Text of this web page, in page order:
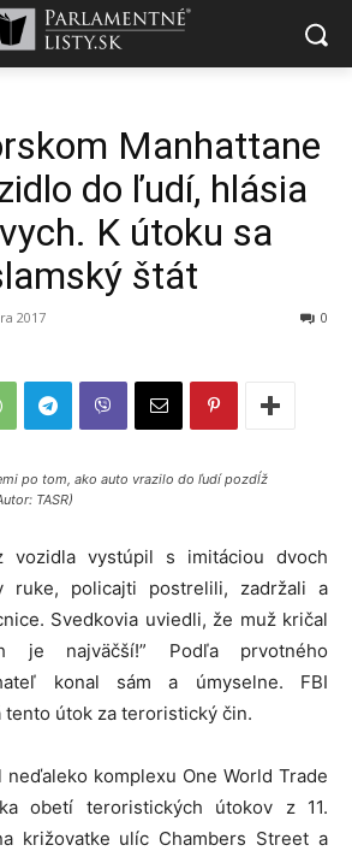
Manhattane
do ľudí, hlásia
K útoku sa
štát
2017 0
po tom, ako auto vrazilo do ľudí pozdĺž
TASR)
vozidla vystúpil s imitáciou dvoch
ruke, policajti postrelili, zadržali a
Svedkovia uviedli, že muž kričal
je najväčší!” Podľa prvotného
konal sám a úmyselne. FBI
tento útok za teroristický čin.
komplexu One World Trade
obetí teroristických útokov z 11.
križovatke ulíc Chambers Street a